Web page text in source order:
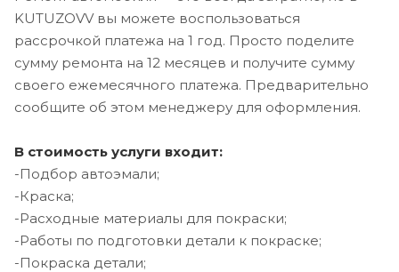
KUTUZOVV вы можете воспользоваться
рассрочкой платежа на 1 год. Просто поделите
сумму ремонта на 12 месяцев и получите сумму
своего ежемесячного платежа. Предварительно
сообщите об этом менеджеру для оформления.
В стоимость услуги входит:
-Подбор автоэмали;
-Краска;
-Расходные материалы для покраски;
-Работы по подготовки детали к покраске;
-Покраска детали;